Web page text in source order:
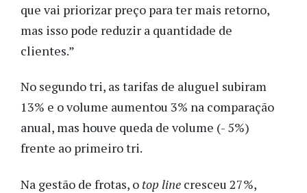
que vai priorizar preço para ter mais retorno,
mas isso pode reduzir a quantidade de
clientes.”
No segundo tri, as tarifas de aluguel subiram
13% e o volume aumentou 3% na comparação
anual, mas houve queda de volume (- 5%)
frente ao primeiro tri.
Na gestão de frotas, o top line cresceu 27%,